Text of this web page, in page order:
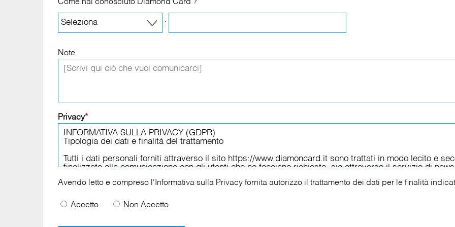
Come hai conosciuto Diamond Card ?
:
Note
Privacy*
Avendo letto e compreso l' Informativa sulla Privacy fornita autorizzo il trattamento dei dati per le finalità
Accetto Non Accetto